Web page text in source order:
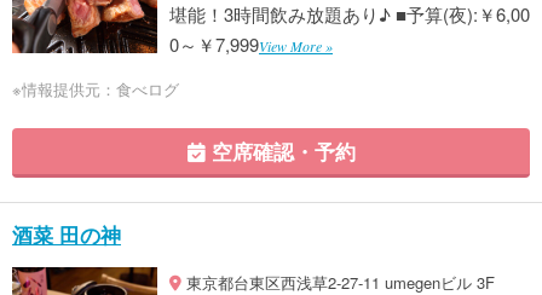
堪能！3時間飲み放題あり♪ ■予算(夜):￥6,00
0～￥7,999View More »
※情報提供元：食べログ
空席確認・予約
酒菜 田の神
東京都台東区西浅草2-27-11 umegenビル 3F